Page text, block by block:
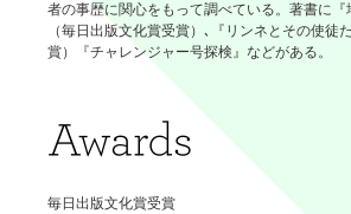
者の事歴に関心をもって調べている。著書に『
（毎日出版文化賞受賞）､『リンネとその使徒
賞）『チャレンジャー号探検』などがある。
毎日出版文化賞受賞